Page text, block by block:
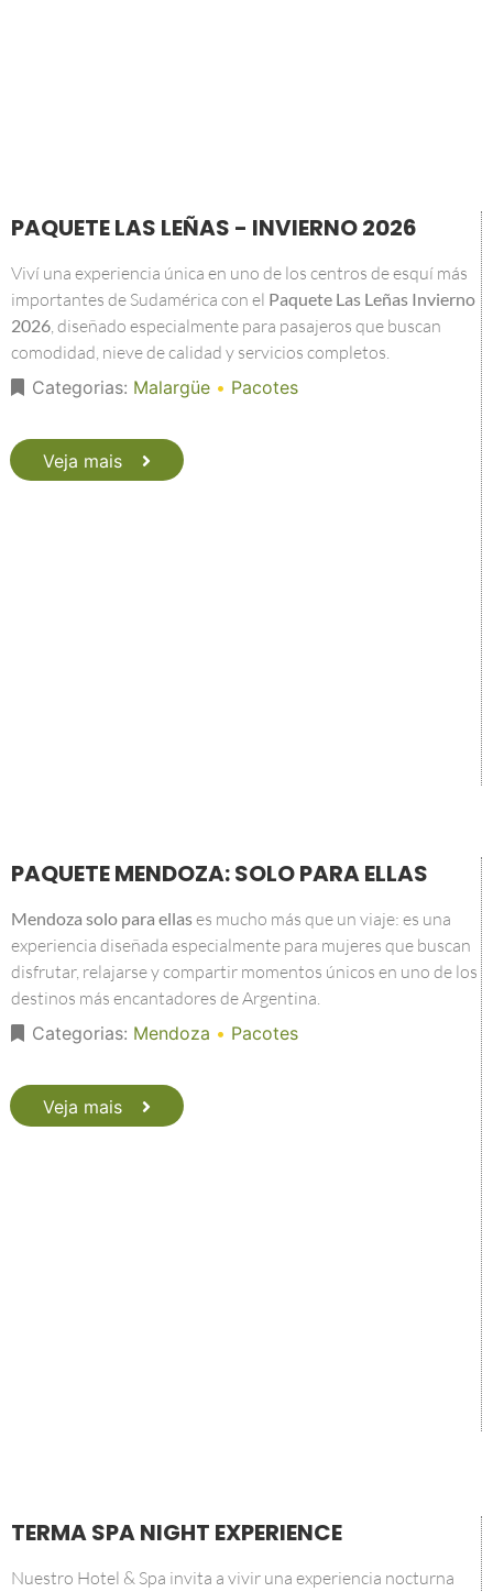
PAQUETE LAS LEÑAS - INVIERNO 2026
Viví una experiencia única en uno de los centros de esquí más
importantes de Sudamérica con el Paquete Las Leñas Invierno
2026, diseñado especialmente para pasajeros que buscan
comodidad, nieve de calidad y servicios completos.
Categorias: Malargüe • Pacotes
Veja mais
PAQUETE MENDOZA: SOLO PARA ELLAS
Mendoza solo para ellases mucho más que un viaje: es una
experiencia diseñada especialmente para mujeres que buscan
disfrutar, relajarse y compartir momentos únicos en uno de los
destinos más encantadores de Argentina.
Categorias: Mendoza • Pacotes
Veja mais
TERMA SPA NIGHT EXPERIENCE
Nuestro Hotel & Spa invita a vivir una experiencia nocturna